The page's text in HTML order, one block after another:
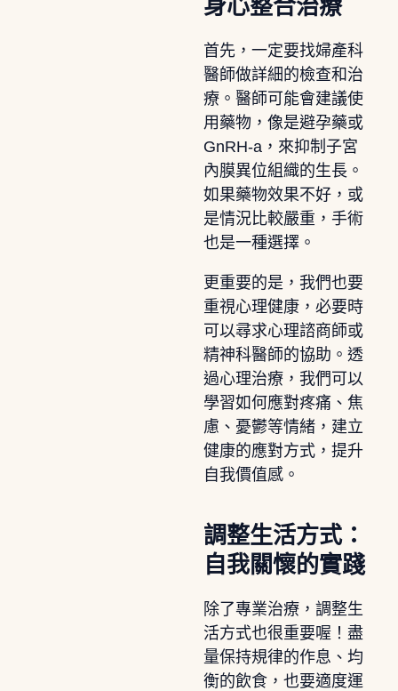
身心整合治療
首先，一定要找婦產科
醫師做詳細的檢查和治
療。醫師可能會建議使
用藥物，像是避孕藥或
GnRH-a，來抑制子宮
內膜異位組織的生長。
如果藥物效果不好，或
是情況比較嚴重，手術
也是一種選擇。
更重要的是，我們也要
重視心理健康，必要時
可以尋求心理諮商師或
精神科醫師的協助。透
過心理治療，我們可以
學習如何應對疼痛、焦
慮、憂鬱等情緒，建立
健康的應對方式，提升
自我價值感。
調整生活方式：
自我關懷的實踐
除了專業治療，調整生
活方式也很重要喔！盡
量保持規律的作息、均
衡的飲食，也要適度運